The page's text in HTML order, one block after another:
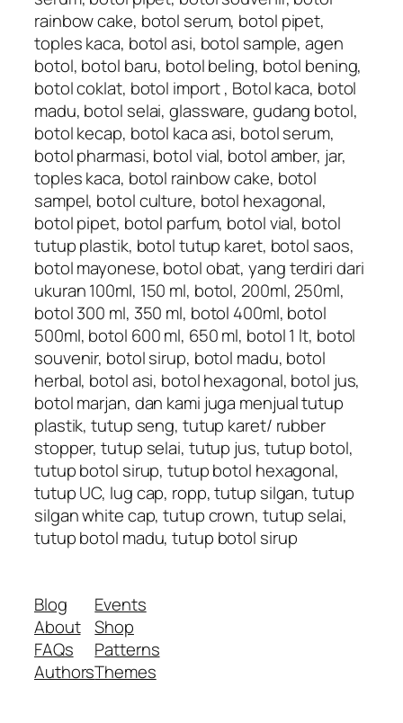
rainbow cake, botol serum, botol pipet,
toples kaca, botol asi, botol sample, agen
botol, botol baru, botol beling, botol bening,
botol coklat, botol import , Botol kaca, botol
madu, botol selai, glassware, gudang botol,
botol kecap, botol kaca asi, botol serum,
botol pharmasi, botol vial, botol amber, jar,
toples kaca, botol rainbow cake, botol
sampel, botol culture, botol hexagonal,
botol pipet, botol parfum, botol vial, botol
tutup plastik, botol tutup karet, botol saos,
botol mayonese, botol obat, yang terdiri dari
ukuran 100ml, 150 ml, botol, 200ml, 250ml,
botol 300 ml, 350 ml, botol 400ml, botol
500ml, botol 600 ml, 650 ml, botol 1 lt, botol
souvenir, botol sirup, botol madu, botol
herbal, botol asi, botol hexagonal, botol jus,
botol marjan, dan kami juga menjual tutup
plastik, tutup seng, tutup karet/ rubber
stopper, tutup selai, tutup jus, tutup botol,
tutup botol sirup, tutup botol hexagonal,
tutup UC, lug cap, ropp, tutup silgan, tutup
silgan white cap, tutup crown, tutup selai,
tutup botol madu, tutup botol sirup
Blog
About
FAQs
Authors
Events
Shop
Patterns
Themes